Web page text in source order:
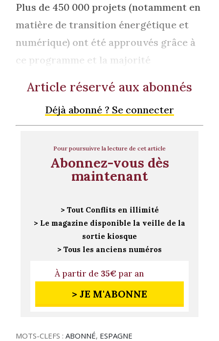
Plus de 450 000 projets (notamment en
matière de transition énergétique et
numérique) ont été approuvés grâce à
ce programme et la majorité
Article réservé aux abonnés
Déjà abonné ? Se connecter
Pour poursuivre la lecture de cet article
Abonnez-vous dès
maintenant
> Tout Conflits en illimité
> Le magazine disponible la veille de la
sortie kiosque
> Tous les anciens numéros
À partir de 35€par an
> JE M'ABONNE
MOTS-CLEFS :ABONNÉ, ESPAGNE